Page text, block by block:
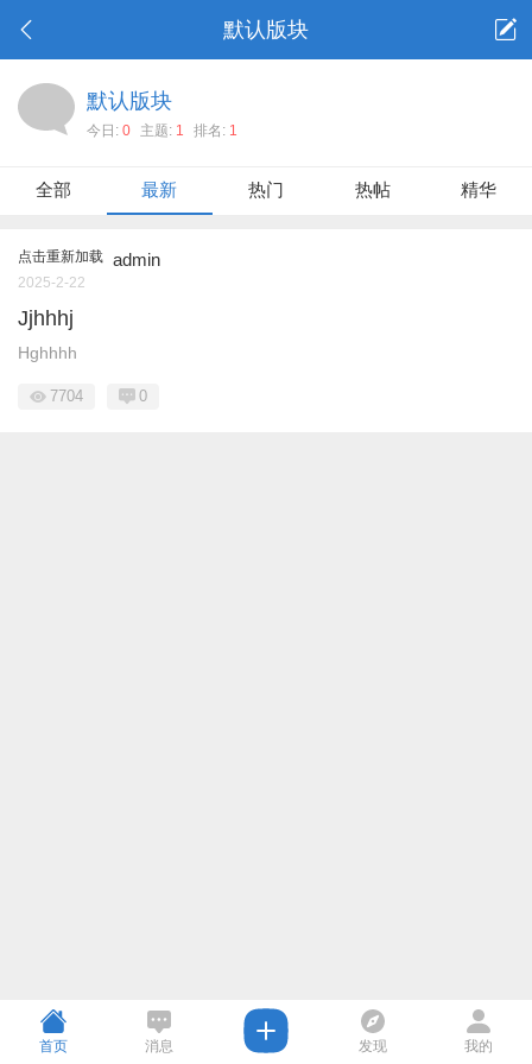
默认版块
默认版块
今日: 0 主题: 1 排名: 1
全部 最新 热门 热帖 精华
点击重新加载 admin
2025-2-22
Jjhhhj
Hghhhh
7704 0
首页 消息 发现 我的